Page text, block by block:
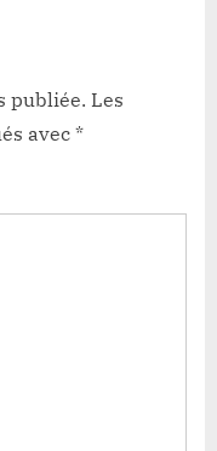
publiée. Les
avec *